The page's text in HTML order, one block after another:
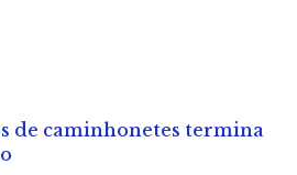
de caminhonetes termina